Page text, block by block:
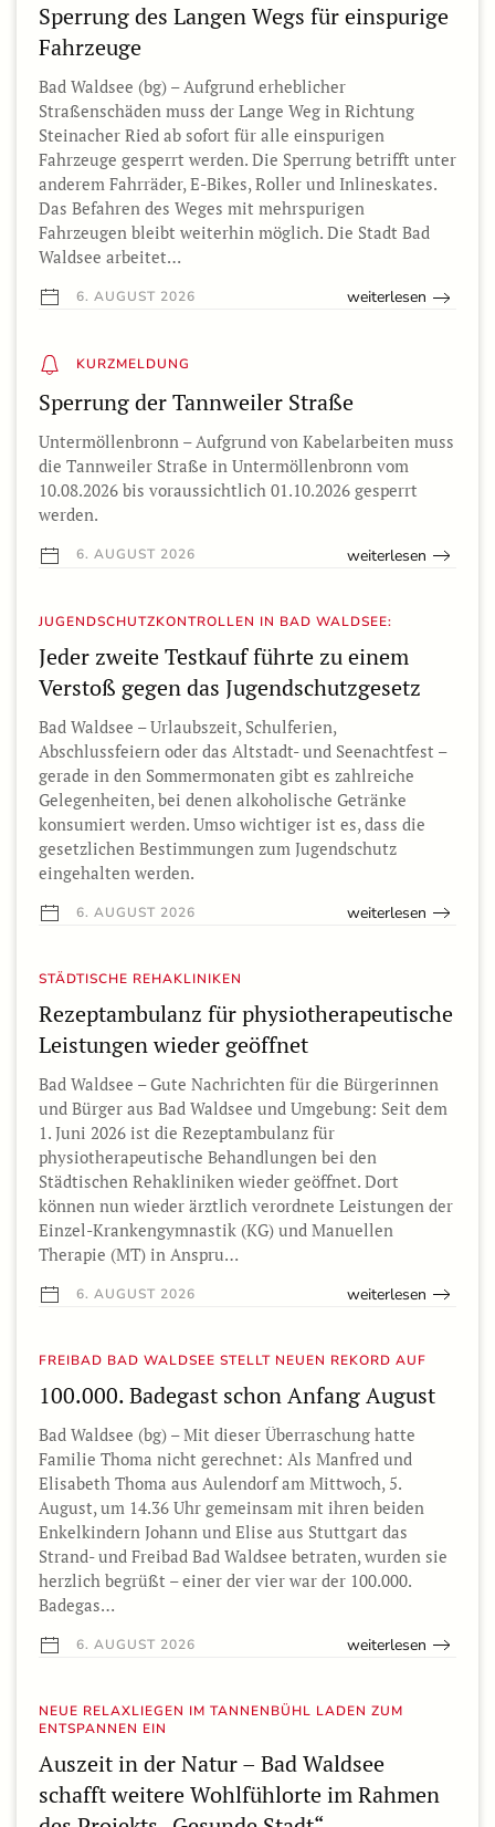
Sperrung des Langen Wegs für einspurige
Fahrzeuge
Bad Waldsee (bg) – Aufgrund erheblicher
Straßenschäden muss der Lange Weg in Richtung
Steinacher Ried ab sofort für alle einspurigen
Fahrzeuge gesperrt werden. Die Sperrung betrifft unter
anderem Fahrräder, E-Bikes, Roller und Inlineskates.
Das Befahren des Weges mit mehrspurigen
Fahrzeugen bleibt weiterhin möglich. Die Stadt Bad
Waldsee arbeitet…
6. AUGUST 2026 weiterlesen
KURZMELDUNG
Sperrung der Tannweiler Straße
Untermöllenbronn – Aufgrund von Kabelarbeiten muss
die Tannweiler Straße in Untermöllenbronn vom
10.08.2026 bis voraussichtlich 01.10.2026 gesperrt
werden.
6. AUGUST 2026 weiterlesen
JUGENDSCHUTZKONTROLLEN IN BAD WALDSEE:
Jeder zweite Testkauf führte zu einem
Verstoß gegen das Jugendschutzgesetz
Bad Waldsee – Urlaubszeit, Schulferien,
Abschlussfeiern oder das Altstadt- und Seenachtfest –
gerade in den Sommermonaten gibt es zahlreiche
Gelegenheiten, bei denen alkoholische Getränke
konsumiert werden. Umso wichtiger ist es, dass die
gesetzlichen Bestimmungen zum Jugendschutz
eingehalten werden.
6. AUGUST 2026 weiterlesen
STÄDTISCHE REHAKLINIKEN
Rezeptambulanz für physiotherapeutische
Leistungen wieder geöffnet
Bad Waldsee – Gute Nachrichten für die Bürgerinnen
und Bürger aus Bad Waldsee und Umgebung: Seit dem
1. Juni 2026 ist die Rezeptambulanz für
physiotherapeutische Behandlungen bei den
Städtischen Rehakliniken wieder geöffnet. Dort
können nun wieder ärztlich verordnete Leistungen der
Einzel-Krankengymnastik (KG) und Manuellen
Therapie (MT) in Anspru…
6. AUGUST 2026 weiterlesen
FREIBAD BAD WALDSEE STELLT NEUEN REKORD AUF
100.000. Badegast schon Anfang August
Bad Waldsee (bg) – Mit dieser Überraschung hatte
Familie Thoma nicht gerechnet: Als Manfred und
Elisabeth Thoma aus Aulendorf am Mittwoch, 5.
August, um 14.36 Uhr gemeinsam mit ihren beiden
Enkelkindern Johann und Elise aus Stuttgart das
Strand- und Freibad Bad Waldsee betraten, wurden sie
herzlich begrüßt – einer der vier war der 100.000.
Badegas…
6. AUGUST 2026 weiterlesen
NEUE RELAXLIEGEN IM TANNENBÜHL LADEN ZUM
ENTSPANNEN EIN
Auszeit in der Natur – Bad Waldsee
schafft weitere Wohlfühlorte im Rahmen